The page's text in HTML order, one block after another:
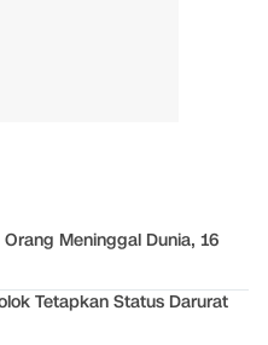
Meninggal Dunia, 16
Tetapkan Status Darurat